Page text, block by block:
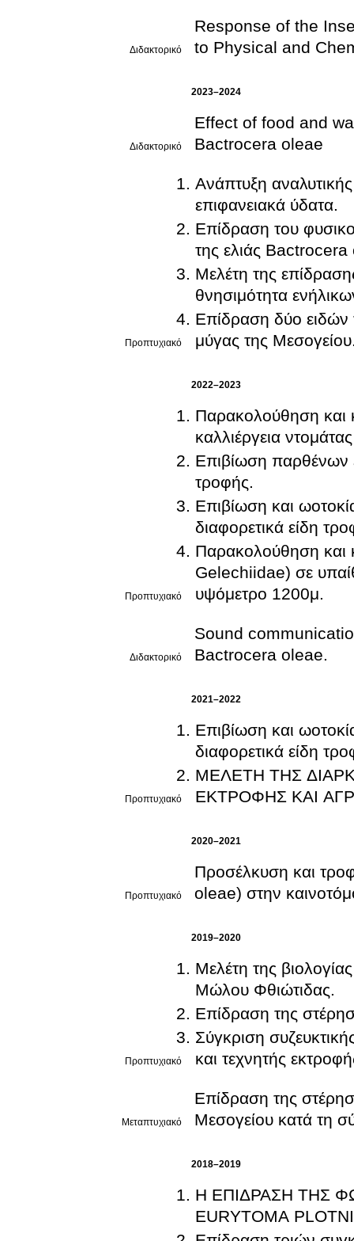
Διδακτορικό
Response of the
to Physical and
2023–2024
Διδακτορικό
Effect of food and
Bactrocera oleae
Προπτυχιακό
Ανάπτυξη
επιφανειακά ύδατα.
Επίδραση του
της ελιάς
Μελέτη της
θνησιμότητα
Επίδραση δύο ειδών
μύγας της
2022–2023
Προπτυχιακό
Παρακολούθηση και
καλλιέργεια
Επιβίωση παρθένων
τροφής.
Επιβίωση και
διαφορετικά είδη
Παρακολούθηση
Gelechiidae) σε
υψόμετρο 1200μ.
Διδακτορικό
Sound
Bactrocera oleae.
2021–2022
Προπτυχιακό
Επιβίωση και
διαφορετικά είδη
ΜΕΛΕΤΗ ΤΗΣ
ΕΚΤΡΟΦΗΣ ΚΑΙ
2020–2021
Προπτυχιακό
Προσέλκυση και
oleae) στην
2019–2020
Προπτυχιακό
Μελέτη της
Μώλου Φθιώτιδας.
Επίδραση της
Σύγκριση
και τεχνητής
Μεταπτυχιακό
Επίδραση της
Μεσογείου κατά τη
2018–2019
Η ΕΠΙΔΡΑΣΗ ΤΗΣ